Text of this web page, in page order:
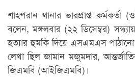
শাহপরান থানার ভারপ্রাপ্ত কর্মকর্তা
বলেন, মঙ্গলবার (২২ ডিসেম্বর)
হত্যার হুমকি দিয়ে এসএমএস
লেখা ছিল জামান মজুমদার,
জিএমবি (আইজিএমবি)।